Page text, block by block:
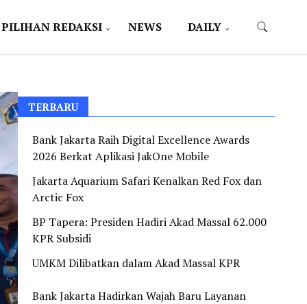
PILIHAN REDAKSI NEWS DAILY
TERBARU
Bank Jakarta Raih Digital Excellence Awards
2026 Berkat Aplikasi JakOne Mobile
Jakarta Aquarium Safari Kenalkan Red Fox dan
Arctic Fox
BP Tapera: Presiden Hadiri Akad Massal 62.000
KPR Subsidi
UMKM Dilibatkan dalam Akad Massal KPR
Bank Jakarta Hadirkan Wajah Baru Layanan